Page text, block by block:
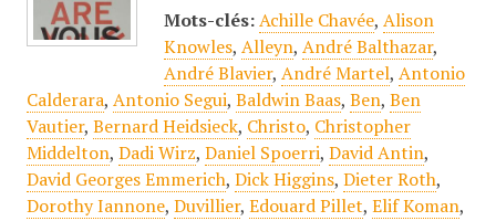
Mots-clés: Achille Chavée, Alison
Knowles, Alleyn, André Balthazar,
André Blavier, André Martel, Antonio
Calderara, Antonio Segui, Baldwin Baas, Ben, Ben
Vautier, Bernard Heidsieck, Christo, Christopher
Middelton, Dadi Wirz, Daniel Spoerri, David Antin,
David Georges Emmerich, Dick Higgins, Dieter Roth,
Dorothy Iannone, Duvillier, Edouard Pillet, Elif Koman,